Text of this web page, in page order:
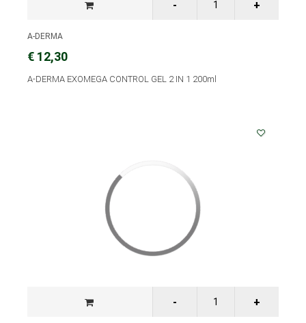
A-DERMA
€ 12,30
A-DERMA EXOMEGA CONTROL GEL 2 IN 1 200ml